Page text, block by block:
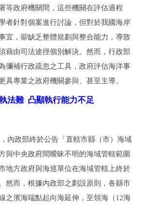
等政府機關間，這些機關在評估過程
者針對個案進行討論，但對於我國海岸
宜，卻缺乏整體規劃與整合能力，導致
藉由司法途徑個別解決。然而，行政部
彌補行政疏忽之工具，政府評估海洋事
具專業之政府機關參與、甚至主導。
法難 凸顯執行能力不足
內政部終於公告「直轄市縣（市）海域
與中央政府間曖昧不明的海域管轄範圍
地方政府與海巡單位在海域管轄上終於
然而，根據內政部之劃設原則，各縣市
之濱海端點起向海延伸，至領海（12海